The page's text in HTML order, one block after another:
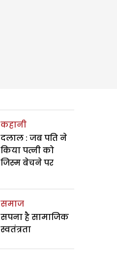
कहानी
दलाल : जब पति ने
किया पत्नी को
जिस्म बेचने पर
समाज
सपना है सामाजिक
स्वतंत्रता